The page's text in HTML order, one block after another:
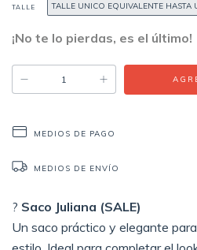
TALLE TALLE UNICO EQUIVALENTE HASTA
¡No te lo pierdas, es el último!
MEDIOS DE PAGO
MEDIOS DE ENVÍO
? Saco Juliana (SALE)
Un saco práctico y elegante